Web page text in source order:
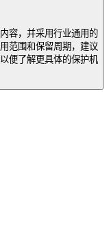
容，并采用行业通用的
范围和保留周期，建议
便了解更具体的保护机